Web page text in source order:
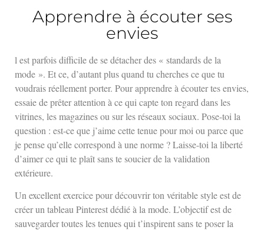
Apprendre à écouter ses
envies
l est parfois difficile de se détacher des « standards de la
mode ». Et ce, d’autant plus quand tu cherches ce que tu
voudrais réellement porter. Pour apprendre à écouter tes envies,
essaie de prêter attention à ce qui capte ton regard dans les
vitrines, les magazines ou sur les réseaux sociaux. Pose-toi la
question : est-ce que j’aime cette tenue pour moi ou parce que
je pense qu’elle correspond à une norme ? Laisse-toi la liberté
d’aimer ce qui te plaît sans te soucier de la validation
extérieure.
Un excellent exercice pour découvrir ton véritable style est de
créer un tableau Pinterest dédié à la mode. L’objectif est de
sauvegarder toutes les tenues qui t’inspirent sans te poser la